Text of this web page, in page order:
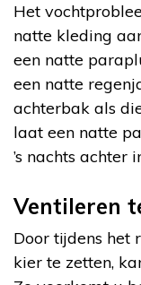
Het
natte kleding
een natte
een natte
achterbak als
laat een natte
’s nachts achter
Ventileren
Door tijdens het
kier te zetten,